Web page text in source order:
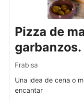
Pizza de
garbanzos.
Frabisa
Una idea de cena o
encantar